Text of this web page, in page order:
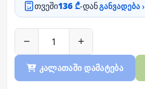
თვეში136 ₾-დანგანვადება ›
− +
კალათაში დამატება